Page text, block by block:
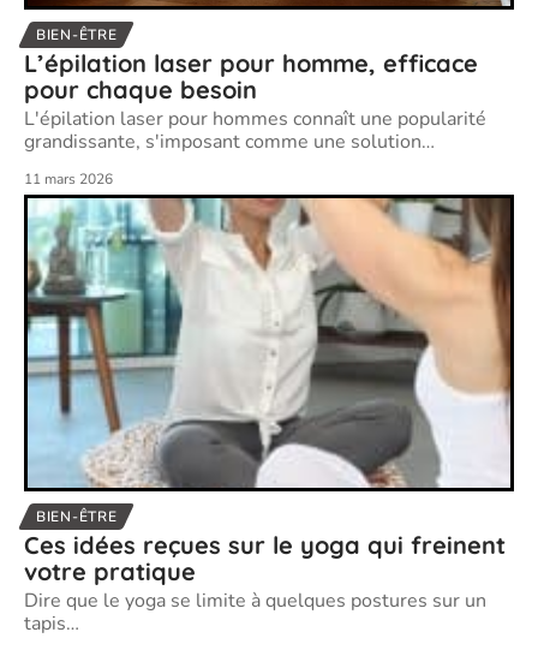
BIEN-ÊTRE
L’épilation laser pour homme, efficace
pour chaque besoin
L'épilation laser pour hommes connaît une popularité
grandissante, s'imposant comme une solution…
11 mars 2026
BIEN-ÊTRE
Ces idées reçues sur le yoga qui freinent
votre pratique
Dire que le yoga se limite à quelques postures sur un
tapis…